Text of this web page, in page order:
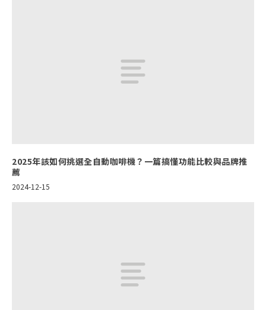
2025年該如何挑選全自動咖啡機？一篇搞懂功能比較與品牌推
薦
2024-12-15